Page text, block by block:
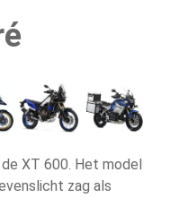
XT 600. Het model
zag als